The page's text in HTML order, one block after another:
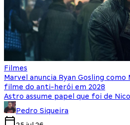
Filmes
Marvel anuncia Ryan Gosling
filme do anti-herói em 2028
Astro assume papel que foi de
Pedro Siqueira